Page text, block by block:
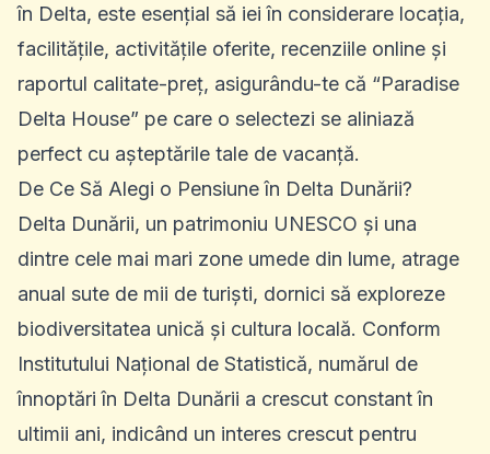
în Delta, este esențial să iei în considerare locația,
facilitățile, activitățile oferite, recenziile online și
raportul calitate-preț, asigurându-te că “Paradise
Delta House” pe care o selectezi se aliniază
perfect cu așteptările tale de vacanță.
De Ce Să Alegi o Pensiune în Delta Dunării?
Delta Dunării, un patrimoniu UNESCO și una
dintre cele mai mari zone umede din lume, atrage
anual sute de mii de turiști, dornici să exploreze
biodiversitatea unică și cultura locală. Conform
Institutului Național de Statistică, numărul de
înnoptări în Delta Dunării a crescut constant în
ultimii ani, indicând un interes crescut pentru